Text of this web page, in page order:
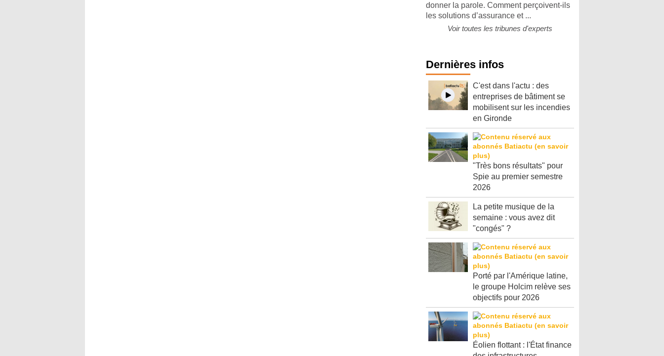
donner la parole. Comment perçoivent-ils
les solutions d’assurance et ...
Voir toutes les tribunes d'experts
Dernières infos
C'est dans l'actu : des
entreprises de bâtiment se
mobilisent sur les incendies
en Gironde
"Très bons résultats" pour
Spie au premier semestre
2026
La petite musique de la
semaine : vous avez dit
"congés" ?
Porté par l'Amérique latine,
le groupe Holcim relève ses
objectifs pour 2026
Éolien flottant : l'État finance